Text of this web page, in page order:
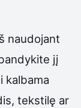
naudojant
jį
kalbama
tekstilę ar